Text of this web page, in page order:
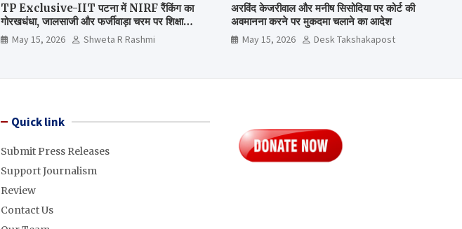
TP Exclusive-IIT पटना में NIRF रैंकिंग का
गोरखधंधा, जालसाजी और फर्जीवाड़ा चरम पर शिक्षा
मंत्रालय कब जागेगा ?
May 15, 2026 Shweta R Rashmi
अरविंद केजरीवाल और मनीष सिसोदिया पर कोर्ट की
अवमानना करने पर मुकदमा चलाने का आदेश
May 15, 2026 Desk Takshakapost
Quick link
Submit Press Releases
Support Journalism
Review
Contact Us